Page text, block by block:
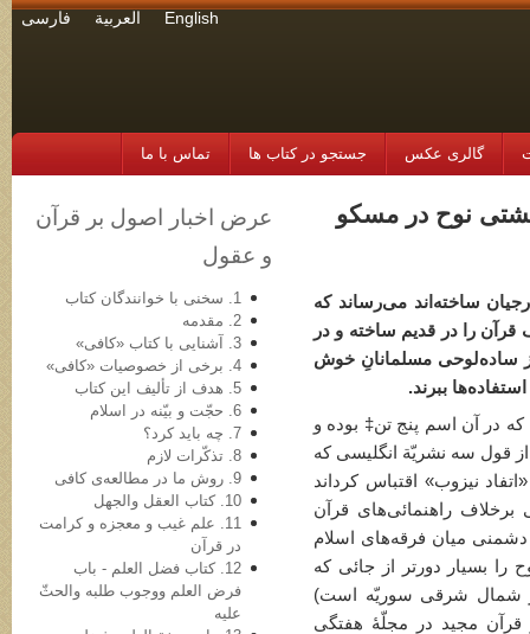
English العربية فارسی
گالری عکس جستجو در کتاب ها تماس با ما
کشتی نوح در مسکو
ساخته‌اند می‌رساند که
قرآن را در قدیم ساخته و در
ساده‌لوحی مسلمانانِ خوش
ببرند.
در آن اسم پنج تن‡ بوده و
قول سه نشریّة انگلیسی که
نیزوب» اقتباس کرد‌اند
راهنمائی‌های قرآن
دشمنی میان فرقه‌های اسلام
بسیار دورتر از جائی که
شمال شرقی سوریّه است)
قرآن مجید در مجلّۀ هفتگی
عرض اخبار اصول بر قرآن
و عقول
1. سخنی با خوانندگان کتاب
2. مقدمه
3. آشنایی با کتاب «کافی»
4. برخی از خصوصیات «کافی»
5. هدف از تألیف این کتاب
6. حجّت و بیّنه در اسلام
7. چه باید کرد؟
8. تذکّرات لازم
9. روش ما در مطالعه‌ی کافی
10. کتاب العقل والجهل
11. علم غیب و معجزه و کرامت
در قرآن
12. کتاب فضل العلم - باب
فرض العلم ووجوب طلبه والحثّ
علیه